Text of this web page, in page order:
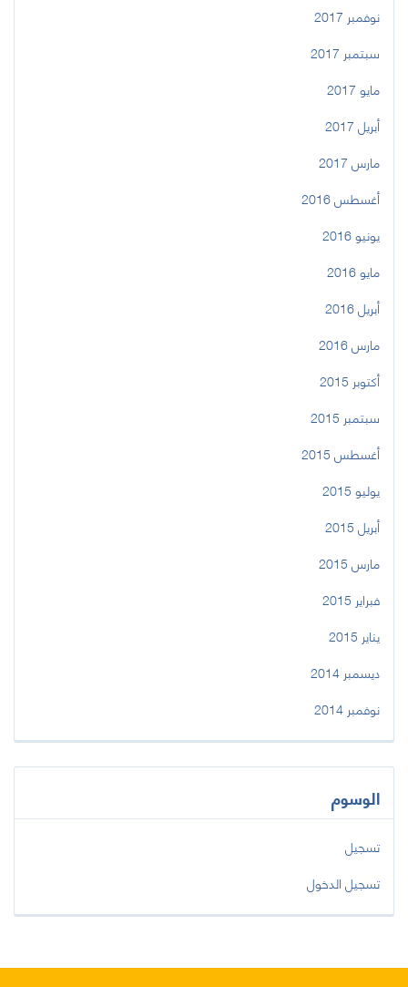
نوفمبر 2017
سبتمبر 2017
مايو 2017
أبريل 2017
مارس 2017
أغسطس 2016
يونيو 2016
مايو 2016
أبريل 2016
مارس 2016
أكتوبر 2015
سبتمبر 2015
أغسطس 2015
يوليو 2015
أبريل 2015
مارس 2015
فبراير 2015
يناير 2015
ديسمبر 2014
نوفمبر 2014
الوسوم
تسجيل
تسجيل الدخول